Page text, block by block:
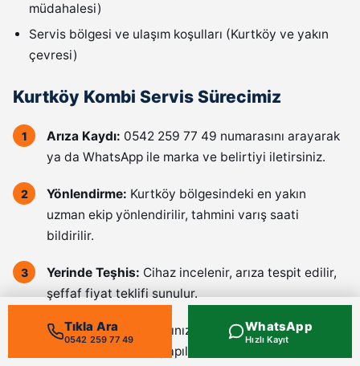
müdahalesi)
Servis bölgesi ve ulaşım koşulları (Kurtköy ve yakın
çevresi)
Kurtköy Kombi Servis Sürecimiz
Arıza Kaydı: 0542 259 77 49 numarasını arayarak
ya da WhatsApp ile marka ve belirtiyi iletirsiniz.
Yönlendirme: Kurtköy bölgesindeki en yakın
uzman ekip yönlendirilir, tahmini varış saati
bildirilir.
Yerinde Teşhis: Cihaz incelenir, arıza tespit edilir,
şeffaf fiyat teklifi sunulur.
Onaylı Onarım:
Onayınızla, kaliteli yedek parça
kullanılarak onarım yapılır.
Tıkla Ara
0542 259 77 49
WhatsApp
Hızlı Kayıt